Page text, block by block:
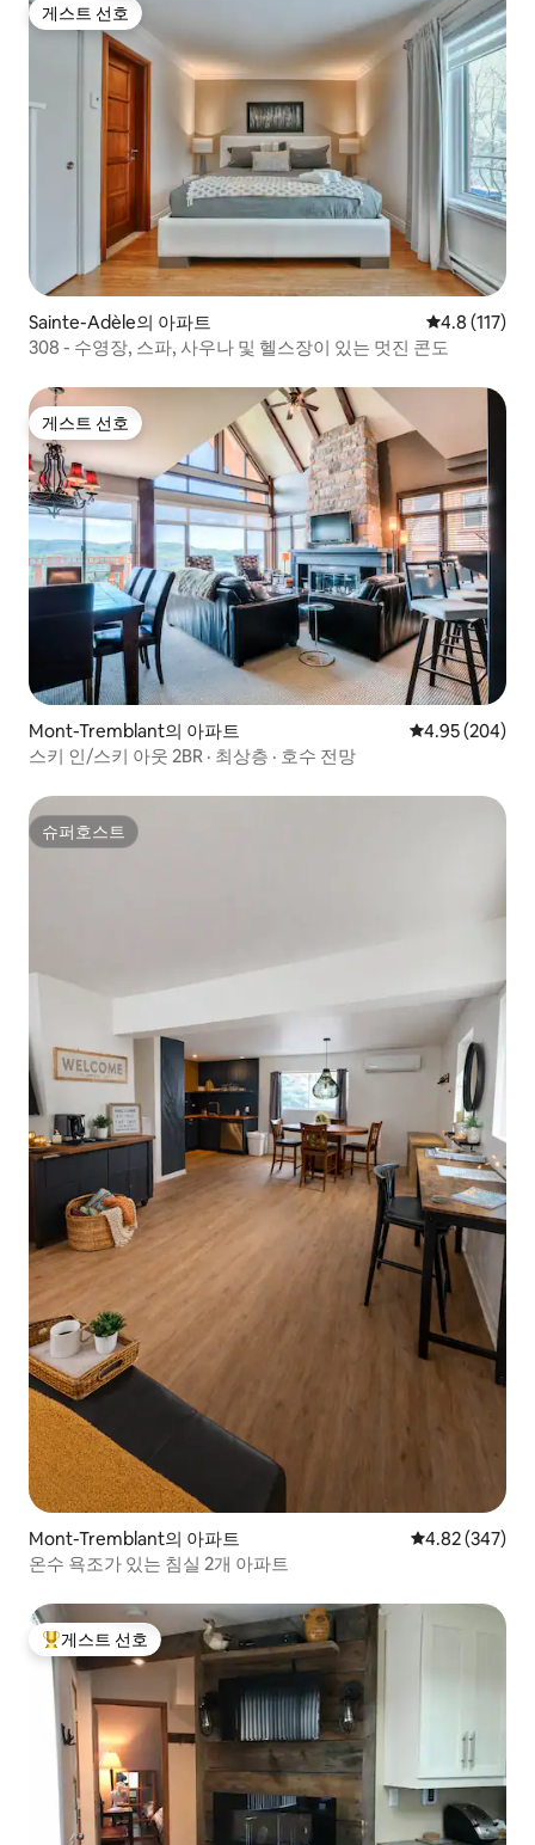
게스트 선호
게스트 선호
Sainte-Adèle의 아파트 평점 4.8점(5
4.8 (117)
308 - 수영장, 스파, 사우나 및 헬스장이 있는 멋진 콘도
게스트 선호
게스트 선호
Mont-Tremblant의 아파트 평점 4.95점(5
4.95 (204)
스키 인/스키 아웃 2BR · 최상층 · 호수 전망
슈퍼호스트
슈퍼호스트
Mont-Tremblant의 아파트 평점 4.82점(5
4.82 (347)
온수 욕조가 있는 침실 2개 아파트
상위 게스트 선호
게스트 선호